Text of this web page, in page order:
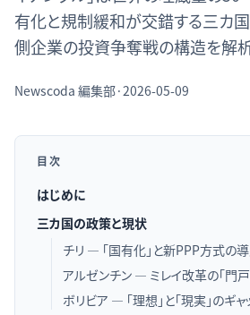
有化と規制緩和が交錯する三カ国
側企業の投資争奪戦の構造を解析
Newscoda 編集部·2026-05-09
目次
はじめに
三カ国の政策と現状
チリ — 「国有化」と新PPP方式の
アルゼンチン — ミレイ改革の「門戸
ボリビア — 「理想」と「現実」のギャ